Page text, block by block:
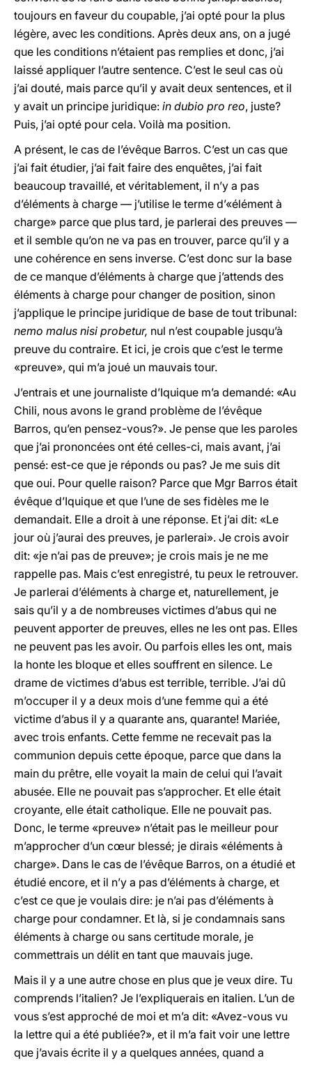
toujours en faveur du coupable, j’ai opté pour la plus
légère, avec les conditions. Après deux ans, on a jugé
que les conditions n’étaient pas remplies et donc, j’ai
laissé appliquer l’autre sentence. C’est le seul cas où
j’ai douté, mais parce qu’il y avait deux sentences, et il
y avait un principe juridique: in dubio pro reo, juste?
Puis, j’ai opté pour cela. Voilà ma position.
A présent, le cas de l’évêque Barros. C’est un cas que
j’ai fait étudier, j’ai fait faire des enquêtes, j’ai fait
beaucoup travaillé, et véritablement, il n’y a pas
d’éléments à charge — j’utilise le terme d’«élément à
charge» parce que plus tard, je parlerai des preuves —
et il semble qu’on ne va pas en trouver, parce qu’il y a
une cohérence en sens inverse. C’est donc sur la base
de ce manque d’éléments à charge que j’attends des
éléments à charge pour changer de position, sinon
j’applique le principe juridique de base de tout tribunal:
nemo malus nisi probetur, nul n’est coupable jusqu’à
preuve du contraire. Et ici, je crois que c’est le terme
«preuve», qui m’a joué un mauvais tour.
J’entrais et une journaliste d’Iquique m’a demandé: «Au
Chili, nous avons le grand problème de l’évêque
Barros, qu’en pensez-vous?». Je pense que les paroles
que j’ai prononcées ont été celles-ci, mais avant, j’ai
pensé: est-ce que je réponds ou pas? Je me suis dit
que oui. Pour quelle raison? Parce que Mgr Barros était
évêque d’Iquique et que l’une de ses fidèles me le
demandait. Elle a droit à une réponse. Et j’ai dit: «Le
jour où j’aurai des preuves, je parlerai». Je crois avoir
dit: «je n’ai pas de preuve»; je crois mais je ne me
rappelle pas. Mais c’est enregistré, tu peux le retrouver.
Je parlerai d’éléments à charge et, naturellement, je
sais qu’il y a de nombreuses victimes d’abus qui ne
peuvent apporter de preuves, elles ne les ont pas. Elles
ne peuvent pas les avoir. Ou parfois elles les ont, mais
la honte les bloque et elles souffrent en silence. Le
drame de victimes d’abus est terrible, terrible. J’ai dû
m’occuper il y a deux mois d’une femme qui a été
victime d’abus il y a quarante ans, quarante! Mariée,
avec trois enfants. Cette femme ne recevait pas la
communion depuis cette époque, parce que dans la
main du prêtre, elle voyait la main de celui qui l’avait
abusée. Elle ne pouvait pas s’approcher. Et elle était
croyante, elle était catholique. Elle ne pouvait pas.
Donc, le terme «preuve» n’était pas le meilleur pour
m’approcher d’un cœur blessé; je dirais «éléments à
charge». Dans le cas de l’évêque Barros, on a étudié et
étudié encore, et il n’y a pas d’éléments à charge, et
c’est ce que je voulais dire: je n’ai pas d’éléments à
charge pour condamner. Et là, si je condamnais sans
éléments à charge ou sans certitude morale, je
commettrais un délit en tant que mauvais juge.
Mais il y a une autre chose en plus que je veux dire. Tu
comprends l’italien? Je l’expliquerais en italien. L’un de
vous s’est approché de moi et m’a dit: «Avez-vous vu
la lettre qui a été publiée?», et il m’a fait voir une lettre
que j’avais écrite il y a quelques années, quand a